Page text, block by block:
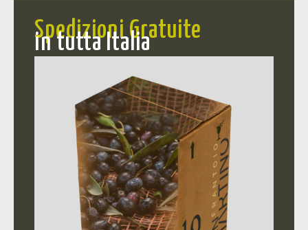
Spedizioni Gratuite
in tutta Italia